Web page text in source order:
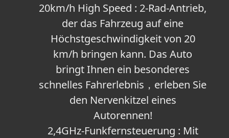
20km/h High Speed : 2-Rad-Antrieb,
der das Fahrzeug auf eine
Höchstgeschwindigkeit von 20
km/h bringen kann. Das Auto
bringt Ihnen ein besonderes
schnelles Fahrerlebnis，erleben Sie
den Nervenkitzel eines
Autorennen!
2,4GHz-Funkfernsteuerung : Mit